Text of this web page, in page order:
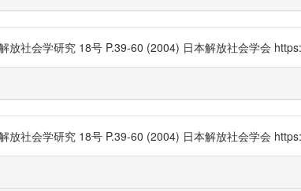
放社会学研究 18号 P.39-60 (2004) 日本解放社会学会
放社会学研究 18号 P.39-60 (2004) 日本解放社会学会